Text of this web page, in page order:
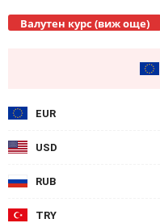
Валутен курс (виж още)
EUR
USD
RUB
TRY